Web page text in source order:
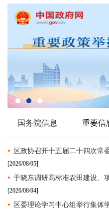
国务院信息 重要信
• 区政协召开十五届二十四次常
[2026/08/05]
• 于晓东调研高标准农田建设、项
[2026/08/04]
• 区委理论学习中心组举行集体